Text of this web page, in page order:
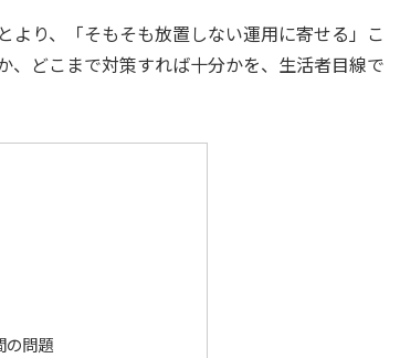
り、「そもそも放置しない運用に寄せる」こ
、どこまで対策すれば十分かを、生活者目線で
の問題